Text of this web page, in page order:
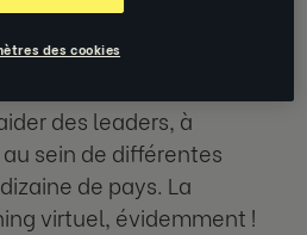
Ezra
des leaders, à
sein de différentes
de pays. La
virtuel, évidemment !
des cookies